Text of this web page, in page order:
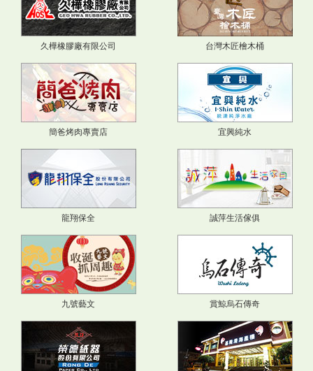
久樺橡膠廠有限公司 台灣木匠檜木桶
簡爸烤肉專賣店 宜興純水
龍翔保全 誠萍生活傢俱
九號藝文 賞鯨烏石傳奇